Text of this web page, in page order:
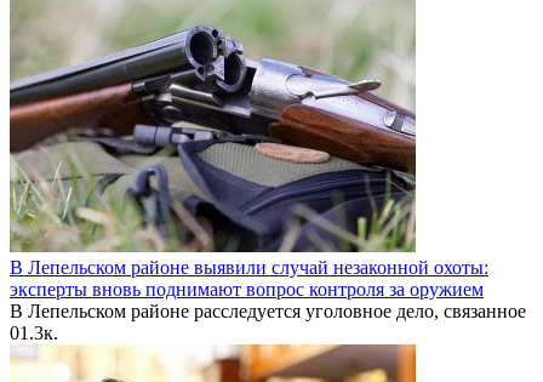
В Лепельском районе выявили случай незаконной охоты:
эксперты вновь поднимают вопрос контроля за оружием
В Лепельском районе расследуется уголовное дело, связанное
01.3к.